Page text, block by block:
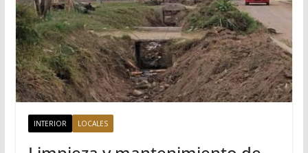
INTERIOR LOCALES